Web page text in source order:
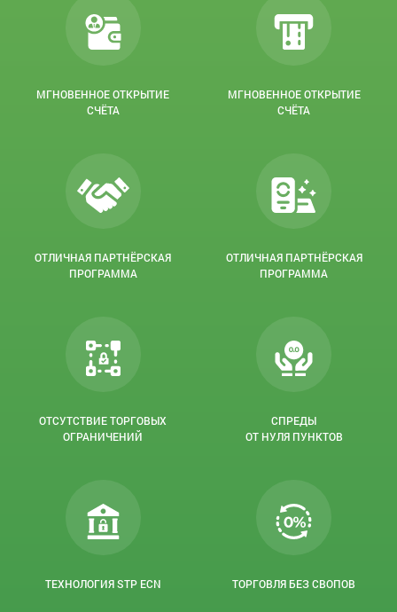
МГНОВЕННОЕ ОТКРЫТИЕ
СЧЁТА
МГНОВЕННОЕ ОТКРЫТИЕ
СЧЁТА
ОТЛИЧНАЯ ПАРТНЁРСКАЯ
ПРОГРАММА
ОТЛИЧНАЯ ПАРТНЁРСКАЯ
ПРОГРАММА
ОТСУТСТВИЕ ТОРГОВЫХ
ОГРАНИЧЕНИЙ
СПРЕДЫ
ОТ НУЛЯ ПУНКТОВ
ТЕХНОЛОГИЯ STP ECN ТОРГОВЛЯ БЕЗ СВОПОВ